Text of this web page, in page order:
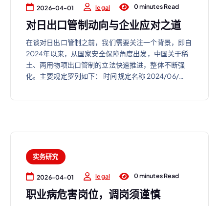
2026-04-01 legal 0 minutes Read
对日出口管制动向与企业应对之道
在谈对日出口管制之前，我们需要关注一个背景，即自
2024年以来，从国家安全保障角度出发，中国关于稀
土、两用物项出口管制的立法快速推进，整体不断强
化。主要规定罗列如下： 时间 规定名称 2024/06/…
实务研究
2026-04-01 legal 0 minutes Read
职业病危害岗位，调岗须谨慎